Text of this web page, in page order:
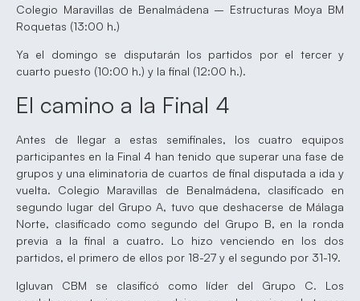
Colegio Maravillas de Benalmádena – Estructuras Moya BM
Roquetas (13:00 h.)
Ya el domingo se disputarán los partidos por el tercer y
cuarto puesto (10:00 h.) y la final (12:00 h.).
El camino a la Final 4
Antes de llegar a estas semifinales, los cuatro equipos
participantes en la Final 4 han tenido que superar una fase de
grupos y una eliminatoria de cuartos de final disputada a ida y
vuelta. Colegio Maravillas de Benalmádena, clasificado en
segundo lugar del Grupo A, tuvo que deshacerse de Málaga
Norte, clasificado como segundo del Grupo B, en la ronda
previa a la final a cuatro. Lo hizo venciendo en los dos
partidos, el primero de ellos por 18-27 y el segundo por 31-19.
Igluvan CBM se clasificó como líder del Grupo C. Los